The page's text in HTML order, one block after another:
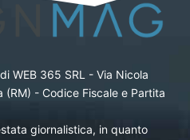
WEB 365 SRL - Via Nicola
(RM) - Codice Fiscale e Partita
giornalistica, in quanto